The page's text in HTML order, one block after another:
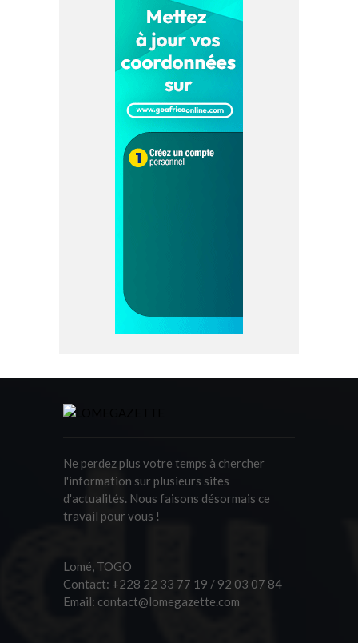
Ne perdez plus votre temps à chercher
l'information sur plusieurs sites
d'actualités. Nous faisons désormais ce
travail pour vous !
Lomé, TOGO
Contact: +228 22 33 77 19 / 92 03 07 84
Email: contact@lomegazette.com